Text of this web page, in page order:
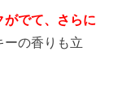
がでて、さらに
ーの香りも立